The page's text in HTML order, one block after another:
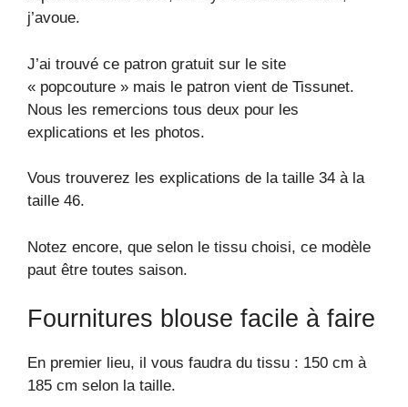
j’avoue.
J’ai trouvé ce patron gratuit sur le site
« popcouture » mais le patron vient de Tissunet.
Nous les remercions tous deux pour les
explications et les photos.
Vous trouverez les explications de la taille 34 à la
taille 46.
Notez encore, que selon le tissu choisi, ce modèle
paut être toutes saison.
Fournitures blouse facile à faire
En premier lieu, il vous faudra du tissu : 150 cm à
185 cm selon la taille.